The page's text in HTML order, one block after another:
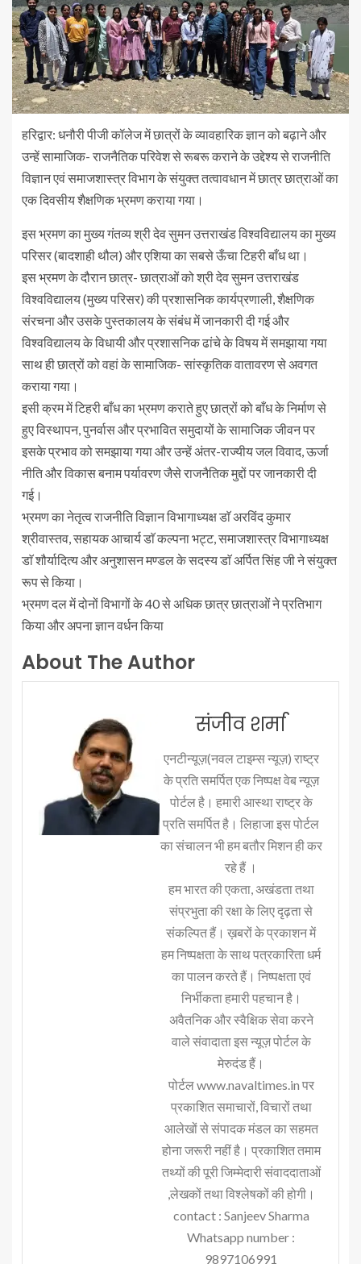
हरिद्वार: धनौरी पीजी कॉलेज में छात्रों के व्यावहारिक ज्ञान को बढ़ाने और
उन्हें सामाजिक- राजनैतिक परिवेश से रूबरू कराने के उद्देश्य से राजनीति
विज्ञान एवं समाजशास्त्र विभाग के संयुक्त तत्वावधान में छात्र छात्राओं का
एक दिवसीय शैक्षणिक भ्रमण कराया गया।
​इस भ्रमण का मुख्य गंतव्य श्री देव सुमन उत्तराखंड विश्वविद्यालय का मुख्य
परिसर (बादशाही थौल) और एशिया का सबसे ऊँचा टिहरी बाँध था।
इस भ्रमण के दौरान छात्र- छात्राओं को ​श्री देव सुमन उत्तराखंड
विश्वविद्यालय (मुख्य परिसर) की प्रशासनिक कार्यप्रणाली, शैक्षणिक
संरचना और उसके पुस्तकालय के संबंध में जानकारी दी गई और
विश्वविद्यालय के विधायी और प्रशासनिक ढांचे के विषय में समझाया गया
साथ ही छात्रों को वहां के सामाजिक- सांस्कृतिक वातावरण से अवगत
कराया गया।
​इसी क्रम में टिहरी बाँध का भ्रमण कराते हुए छात्रों को बाँध के निर्माण से
हुए विस्थापन, पुनर्वास और प्रभावित समुदायों के सामाजिक जीवन पर
इसके प्रभाव को समझाया गया और उन्हें अंतर-राज्यीय जल विवाद, ऊर्जा
नीति और विकास बनाम पर्यावरण जैसे राजनैतिक मुद्दों पर जानकारी दी
गई।
भ्रमण का नेतृत्व राजनीति विज्ञान विभागाध्यक्ष डाॅ अरविंद कुमार
श्रीवास्तव, सहायक आचार्य डाॅ कल्पना भट्ट, समाजशास्त्र विभागाध्यक्ष
डाॅ शौर्यादित्य और अनुशासन मण्डल के सदस्य डाॅ अर्पित सिंह जी ने संयुक्त
रूप से किया।
भ्रमण दल में दोनों विभागों के 40 से अधिक छात्र छात्राओं ने प्रतिभाग
किया और अपना ज्ञान वर्धन किया
About The Author
संजीव शर्मा
एनटीन्यूज़(नवल टाइम्स न्यूज़) राष्ट्र
के प्रति समर्पित एक निष्पक्ष वेब न्यूज़
पोर्टल है। हमारी आस्था राष्ट्र के
प्रति समर्पित है। लिहाजा इस पोर्टल
का संचालन भी हम बतौर मिशन ही कर
रहे हैं ।
हम भारत की एकता, अखंडता तथा
संप्रभुता की रक्षा के लिए दृढ़ता से
संकल्पित हैं। ख़बरों के प्रकाशन में
हम निष्पक्षता के साथ पत्रकारिता धर्म
का पालन करते हैं। निष्पक्षता एवं
निर्भीकता हमारी पहचान है।
अवैतनिक और स्वैक्षिक सेवा करने
वाले संवादाता इस न्यूज़ पोर्टल के
मेरुदंड हैं।
पोर्टल www.navaltimes.in पर
प्रकाशित समाचारों, विचारों तथा
आलेखों से संपादक मंडल का सहमत
होना जरूरी नहीं है। प्रकाशित तमाम
तथ्यों की पूरी जिम्मेदारी संवाददाताओं
,लेखकों तथा विश्लेषकों की होगी।
contact : Sanjeev Sharma
Whatsapp number :
9897106991